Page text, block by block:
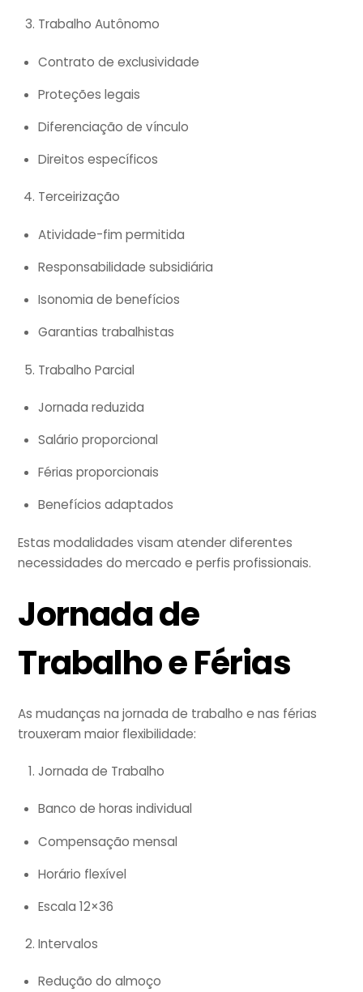
Trabalho Autônomo
Contrato de exclusividade
Proteções legais
Diferenciação de vínculo
Direitos específicos
Terceirização
Atividade-fim permitida
Responsabilidade subsidiária
Isonomia de benefícios
Garantias trabalhistas
Trabalho Parcial
Jornada reduzida
Salário proporcional
Férias proporcionais
Benefícios adaptados
Estas modalidades visam atender diferentes
necessidades do mercado e perfis profissionais.
Jornada de
Trabalho e Férias
As mudanças na jornada de trabalho e nas férias
trouxeram maior flexibilidade:
Jornada de Trabalho
Banco de horas individual
Compensação mensal
Horário flexível
Escala 12×36
Intervalos
Redução do almoço